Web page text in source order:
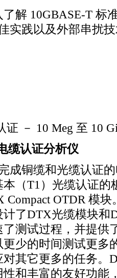
了解 10GBASE-T 标
实践以及外部串扰
证 － 10 Meg 至 10
缆认证分析仪
成铜缆和光缆认证
本（T1）光缆认证的
Compact OTDR 模块
计了DTX光缆模块和
了测试过程，并提供
更少的时间测试更多
对其它更多的任务。
性和丰富的友好功能